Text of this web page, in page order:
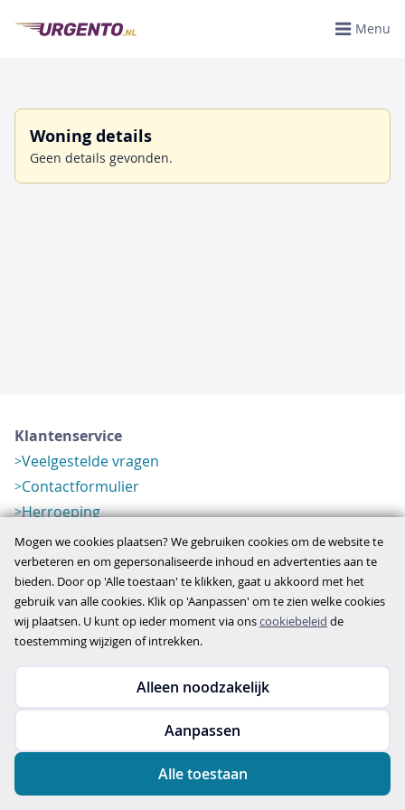
Menu
Woning details
Geen details gevonden.
Klantenservice
Veelgestelde vragen
Contactformulier
Herroeping
Over ons
Bedrijfsgegevens
Werkwijze
Overzichten
Verlopen aanbod
Copyright © 2026
privacy- en cookiebeleid
Mogen we cookies plaatsen? We gebruiken cookies om de website te
verbeteren en om gepersonaliseerde inhoud en advertenties aan te
bieden. Door op 'Alle toestaan' te klikken, gaat u akkoord met het
gebruik van alle cookies. Klik op 'Aanpassen' om te zien welke cookies
wij plaatsen. U kunt op ieder moment via onscookiebeleid de
toestemming wijzigen of intrekken.
Alleen noodzakelijk
Aanpassen
Alle toestaan